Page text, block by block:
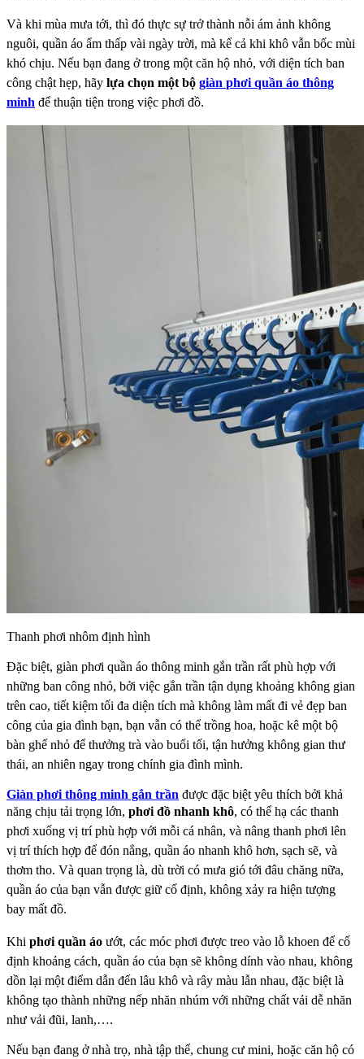
Và khi mùa mưa tới, thì đó thực sự trở thành nỗi ám ảnh không
nguôi, quần áo ẩm thấp vài ngày trời, mà kể cả khi khô vẫn bốc mùi
khó chịu. Nếu bạn đang ở trong một căn hộ nhỏ, với diện tích ban
công chật hẹp, hãy lựa chọn một bộ giàn phơi quần áo thông
minh để thuận tiện trong việc phơi đồ.
Thanh phơi nhôm định hình
Đặc biệt, giàn phơi quần áo thông minh gắn trần rất phù hợp với
những ban công nhỏ, bởi việc gắn trần tận dụng khoảng không gian
trên cao, tiết kiệm tối đa diện tích mà không làm mất đi vẻ đẹp ban
công của gia đình bạn, bạn vẫn có thể trồng hoa, hoặc kê một bộ
bàn ghế nhỏ để thưởng trà vào buổi tối, tận hưởng không gian thư
thái, an nhiên ngay trong chính gia đình mình.
Giàn phơi thông minh gắn trần được đặc biệt yêu thích bởi khả
năng chịu tải trọng lớn, phơi đồ nhanh khô, có thể hạ các thanh
phơi xuống vị trí phù hợp với mỗi cá nhân, và nâng thanh phơi lên
vị trí thích hợp để đón nắng, quần áo nhanh khô hơn, sạch sẽ, và
thơm tho. Và quan trọng là, dù trời có mưa gió tới đâu chăng nữa,
quần áo của bạn vẫn được giữ cố định, không xảy ra hiện tượng
bay mất đồ.
Khi phơi quần áo ướt, các móc phơi được treo vào lỗ khoen để cố
định khoảng cách, quần áo của bạn sẽ không dính vào nhau, không
dồn lại một điểm dẫn đến lâu khô và rây màu lẫn nhau, đặc biệt là
không tạo thành những nếp nhăn nhúm với những chất vải dễ nhăn
như vải đũi, lanh,….
Nếu bạn đang ở nhà trọ, nhà tập thể, chung cư mini, hoặc căn hộ có